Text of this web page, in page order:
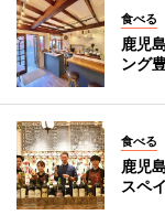
食べる
鹿児
ング
食べる
鹿児
スペ